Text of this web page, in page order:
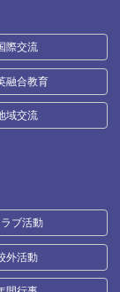
際交流
融合教育
域交流
ブ活動
外活動